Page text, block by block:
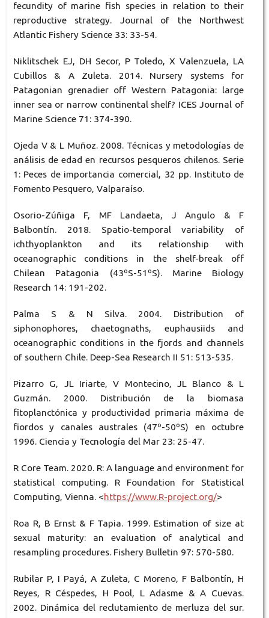
fecundity of marine fish species in relation to their
reproductive strategy. Journal of the Northwest
Atlantic Fishery Science 33: 33-54.
Niklitschek EJ, DH Secor, P Toledo, X Valenzuela, LA
Cubillos & A Zuleta. 2014. Nursery systems for
Patagonian grenadier off Western Patagonia: large
inner sea or narrow continental shelf? ICES Journal of
Marine Science 71: 374-390.
Ojeda V & L Muñoz. 2008. Técnicas y metodologías de
análisis de edad en recursos pesqueros chilenos. Serie
1: Peces de importancia comercial, 32 pp. Instituto de
Fomento Pesquero, Valparaíso.
Osorio-Zúñiga F, MF Landaeta, J Angulo & F
Balbontín. 2018. Spatio-temporal variability of
ichthyoplankton and its relationship with
oceanographic conditions in the shelf-break off
Chilean Patagonia (43ºS-51ºS). Marine Biology
Research 14: 191-202.
Palma S & N Silva. 2004. Distribution of
siphonophores, chaetognaths, euphausiids and
oceanographic conditions in the fjords and channels
of southern Chile. Deep-Sea Research II 51: 513-535.
Pizarro G, JL Iriarte, V Montecino, JL Blanco & L
Guzmán. 2000. Distribución de la biomasa
fitoplanctónica y productividad primaria máxima de
fiordos y canales australes (47º-50ºS) en octubre
1996. Ciencia y Tecnología del Mar 23: 25-47.
R Core Team. 2020. R: A language and environment for
statistical computing. R Foundation for Statistical
Computing, Vienna. <https://www.R-project.org/>
Roa R, B Ernst & F Tapia. 1999. Estimation of size at
sexual maturity: an evaluation of analytical and
resampling procedures. Fishery Bulletin 97: 570-580.
Rubilar P, I Payá, A Zuleta, C Moreno, F Balbontín, H
Reyes, R Céspedes, H Pool, L Adasme & A Cuevas.
2002. Dinámica del reclutamiento de merluza del sur.